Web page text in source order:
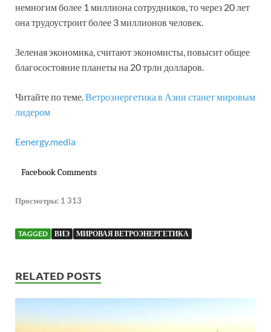
немногим более 1 миллиона сотрудников, то через 20 лет
она трудоустроит более 3 миллионов человек.
Зеленая экономика, считают экономисты, повысит общее
благосостояние планеты на 20 трлн долларов.
Читайте по теме.Ветроэнергетика в Азии станет мировым
лидером
Eenergy.media
Facebook Comments
Просмотры: 1 313
TAGGED ВИЭ МИРОВАЯ ВЕТРОЭНЕРГЕТИКА
RELATED POSTS